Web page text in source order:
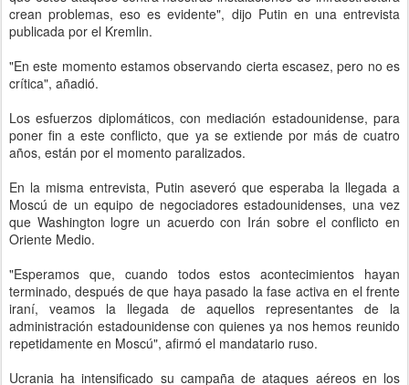
crean problemas, eso es evidente", dijo Putin en una entrevista
publicada por el Kremlin.
"En este momento estamos observando cierta escasez, pero no es
crítica", añadió.
Los esfuerzos diplomáticos, con mediación estadounidense, para
poner fin a este conflicto, que ya se extiende por más de cuatro
años, están por el momento paralizados.
En la misma entrevista, Putin aseveró que esperaba la llegada a
Moscú de un equipo de negociadores estadounidenses, una vez
que Washington logre un acuerdo con Irán sobre el conflicto en
Oriente Medio.
"Esperamos que, cuando todos estos acontecimientos hayan
terminado, después de que haya pasado la fase activa en el frente
iraní, veamos la llegada de aquellos representantes de la
administración estadounidense con quienes ya nos hemos reunido
repetidamente en Moscú", afirmó el mandatario ruso.
Ucrania ha intensificado su campaña de ataques aéreos en los